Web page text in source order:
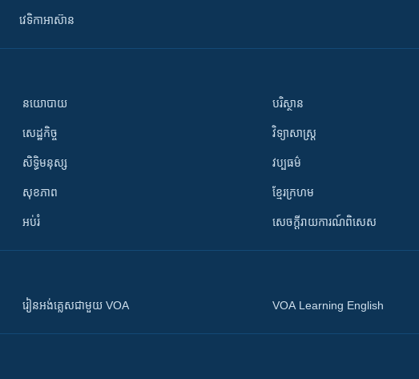
វេទិកា​អាស៊ាន
នយោបាយ
សេដ្ឋកិច្ច
សិទ្ធិមនុស្ស
សុខភាព
អប់រំ
បរិស្ថាន
វិទ្យាសាស្រ្ត
វប្បធម៌
ខ្មែរក្រហម
សេចក្តីរាយការណ៍ពិសេស
រៀន​​​​​​អង់គ្លេស​​ជាមួយ VOA VOA Learning English